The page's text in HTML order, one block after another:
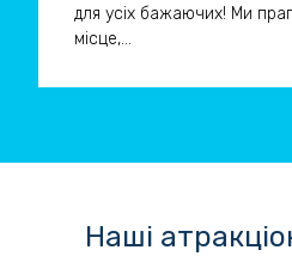
для усіх бажаючих! Ми
місце,...
Наші